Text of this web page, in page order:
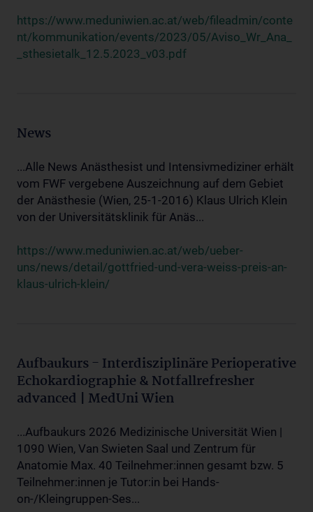
https://www.meduniwien.ac.at/web/fileadmin/conte
nt/kommunikation/events/2023/05/Aviso_Wr_Ana_
_sthesietalk_12.5.2023_v03.pdf
News
...Alle News Anästhesist und Intensivmediziner erhält
vom FWF vergebene Auszeichnung auf dem Gebiet
der Anästhesie (Wien, 25-1-2016) Klaus Ulrich Klein
von der Universitätsklinik für Anäs...
https://www.meduniwien.ac.at/web/ueber-
uns/news/detail/gottfried-und-vera-weiss-preis-an-
klaus-ulrich-klein/
Aufbaukurs - Interdisziplinäre Perioperative
Echokardiographie & Notfallrefresher
advanced | MedUni Wien
...Aufbaukurs 2026 Medizinische Universität Wien |
1090 Wien, Van Swieten Saal und Zentrum für
Anatomie Max. 40 Teilnehmer:innen gesamt bzw. 5
Teilnehmer:innen je Tutor:in bei Hands-
on-/Kleingruppen-Ses...